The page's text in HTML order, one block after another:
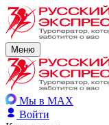
Меню
Мы в MAX
Войти